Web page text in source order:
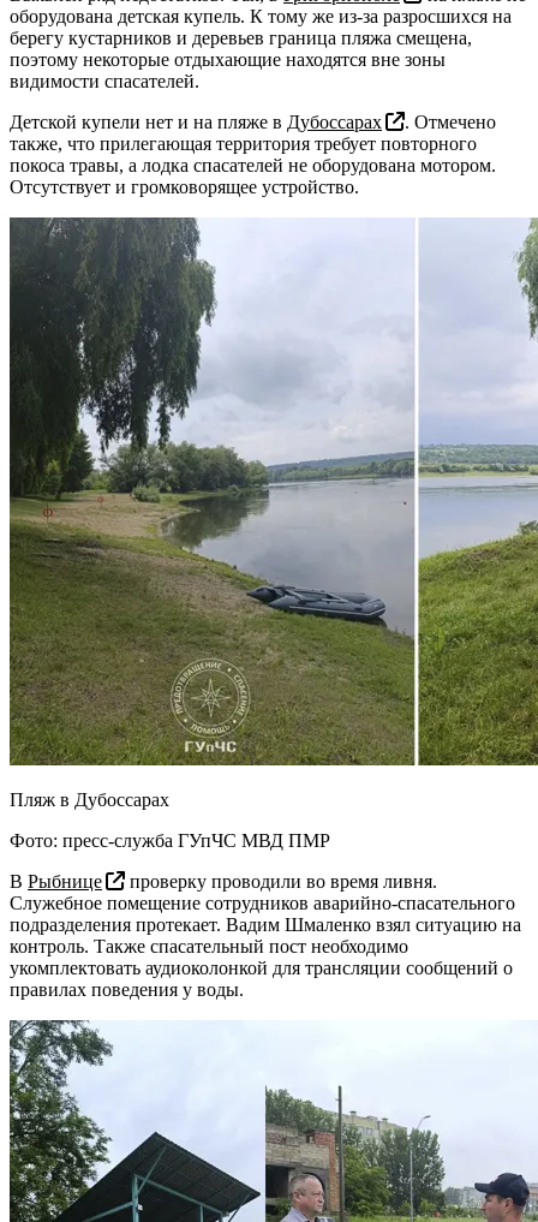
оборудована детская купель. К тому же из-за разросшихся на
берегу кустарников и деревьев граница пляжа смещена,
поэтому некоторые отдыхающие находятся вне зоны
видимости спасателей.
Детской купели нет и на пляже в Дубоссарах
. Отмечено
также, что прилегающая территория требует повторного
покоса травы, а лодка спасателей не оборудована мотором.
Отсутствует и громковорящее устройство.
Пляж в Дубоссарах
Фото: пресс-служба ГУпЧС МВД ПМР
В Рыбнице
проверку проводили во время ливня.
Служебное помещение сотрудников аварийно-спасательного
подразделения протекает. Вадим Шмаленко взял ситуацию на
контроль. Также спасательный пост необходимо
укомплектовать аудиоколонкой для трансляции сообщений о
правилах поведения у воды.